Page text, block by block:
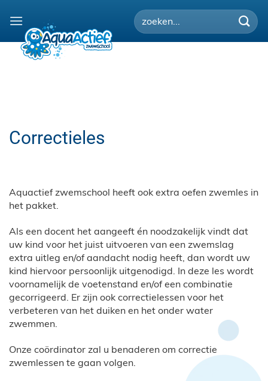
naar
inhoud
Correctieles
Aquactief zwemschool heeft ook extra oefen zwemles in
het pakket.
Als een docent het aangeeft én noodzakelijk vindt dat
uw kind voor het juist uitvoeren van een zwemslag
extra uitleg en/of aandacht nodig heeft, dan wordt uw
kind hiervoor persoonlijk uitgenodigd. In deze les wordt
voornamelijk de voetenstand en/of een combinatie
gecorrigeerd. Er zijn ook correctielessen voor het
verbeteren van het duiken en het onder water
zwemmen.
Onze coördinator zal u benaderen om correctie
zwemlessen te gaan volgen.